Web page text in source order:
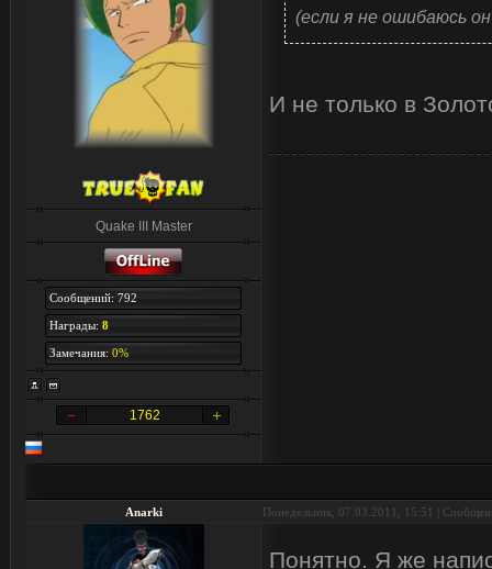
Quake III Master
Сообщений: 792
Награды: 8
Замечания: 0%
1762
(если я не ошибаюсь
И не только в
Anarki Понедельник, 07.03.2011, 15:51 |
Понятно. Я же